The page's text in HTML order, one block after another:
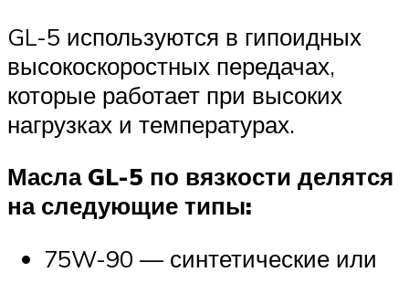
GL-5 используются в гипоидных
высокоскоростных передачах,
которые работает при высоких
нагрузках и температурах.
Масла GL-5 по вязкости делятся
на следующие типы:
75W-90 — синтетические или